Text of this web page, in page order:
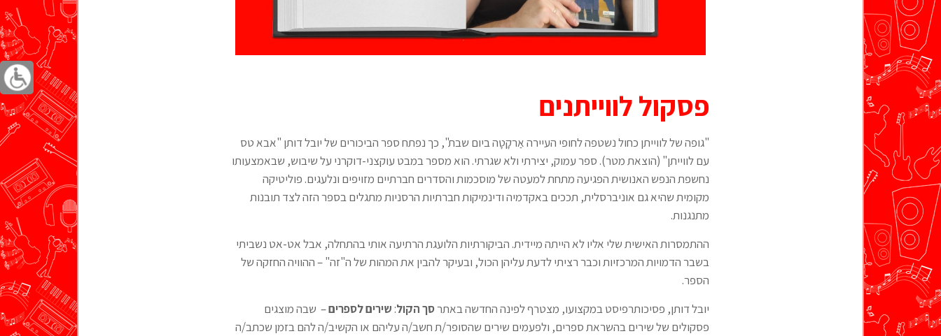
פסקול לווייתנים
"גופה של לווייתן כחול נשטפה לחופי העיירה אַרקָטָה ביום שבת", כך נפתח ספר הביכורים של יובל דותן "אבא טס
עם לווייתן" (הוצאת מטר). ספר עמוק, יצירתי ולא שגרתי. הוא מספר במבט עוקצני-דוקרני על שיבוש, שבאמצעותו
נחשפת הנפש האנושית הפגיעה מתחת למעטה של מוסכמות והסדרים חברתיים מזויפים ונלעגים. פוליטיקה
מקומית שהיא גם אוניברסלית, תככים באקדמיה ודינמיקות חברתיות הרסניות מתגלים בספר הזה לצד תובנות
מתנגנות.
ההתמסרות האישית שלי אליו לא הייתה מיידית. הביקורתיות הלועגת הרתיעה אותי בהתחלה, אבל אט-אט נשביתי
בשבר הדמויות המרכזיות וכבר רציתי לדעת עליהן הכול, ובעיקר להבין את המהות של ה"זה" – ההוויה החזקה של
הספר.
יובל דותן, פסיכותרפיסט במקצועו, מצטרף לפינה החדשה באתרסך הקול: שירים לספרים– שבה מוצגים
פסקולים של שירים בהשראת ספרים, ולפעמים שירים שהסופר/ת חשב/ה עליהם או הקשיב/ה להם בזמן שכתב/ה